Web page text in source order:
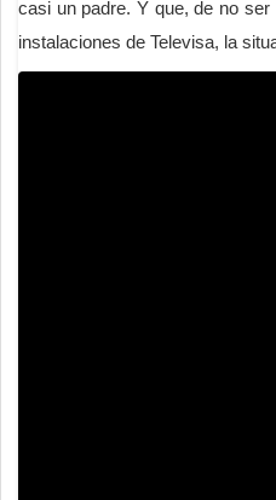
casi un padre. Y que, de no
instalaciones de Televisa, la